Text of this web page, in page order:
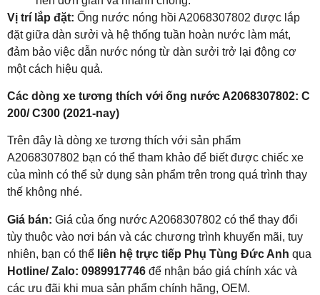
Vị trí lắp đặt: Ống nước nóng hồi A2068307802 được lắp
đặt giữa dàn sưởi và hệ thống tuần hoàn nước làm mát,
đảm bảo việc dẫn nước nóng từ dàn sưởi trở lại động cơ
một cách hiệu quả.
Các dòng xe tương thích với ống nước A2068307802: C
200/ C300 (2021-nay)
Trên đây là dòng xe tương thích với sản phẩm
A2068307802 bạn có thể tham khảo để biết được chiếc xe
của mình có thể sử dụng sản phẩm trên trong quá trình thay
thế không nhé.
Giá bán: Giá của ống nước A2068307802 có thể thay đổi
tùy thuộc vào nơi bán và các chương trình khuyến mãi, tuy
nhiên, bạn có thể liên hệ trực tiếp Phụ Tùng Đức Anh qua
Hotline/ Zalo: 0989917746 để nhận báo giá chính xác và
các ưu đãi khi mua sản phẩm chính hãng, OEM.